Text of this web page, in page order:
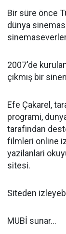
Bir süre önce
dünya
2007'de
çıkmış bir
Efe Çakarel,
programi,
tarafindan
filmleri online
yazilanlari
sitesi.
Siteden
MUBİ sunar...